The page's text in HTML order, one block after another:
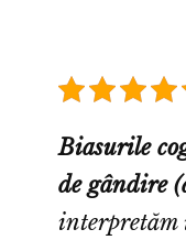
Biasurile
de gândire
interpretăm